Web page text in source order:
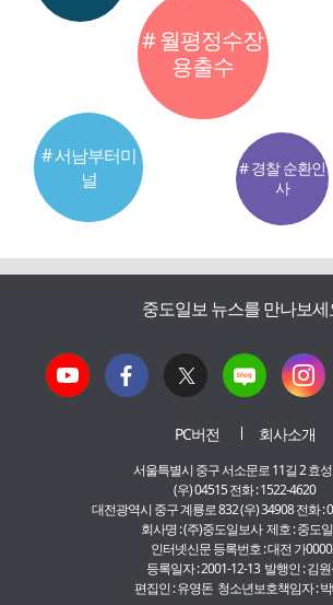
# 월평정수장
용출수
# 서남부터미
널
# 경찰 순환인
사
중도일보 뉴스를 만나보세
PC버전 회사소개
서울특별시 중구 서소문로 11길 2 효
(우) 04515 전화 : 1522-4620
대전광역시 중구 계룡로 832 (우) 34908 전화 :
회사명 : (주)중도일보사 제호 : 중도
인터넷신문 등록번호 : 대전 가
등록일자 : 2001-12-13 발행인 : 김
편집인 : 유영돈 청소년보호책임자 :